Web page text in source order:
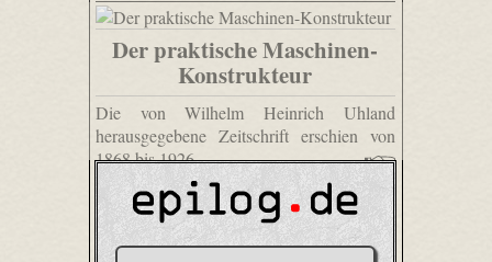
Der praktische Maschinen-
Konstrukteur
Die von Wilhelm Heinrich Uhland
herausgegebene Zeitschrift erschien von
1868 bis 1926.